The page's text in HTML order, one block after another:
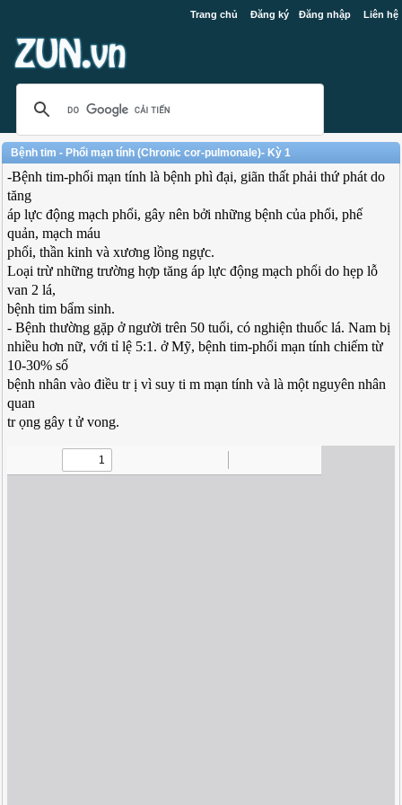
Trang chủ Đăng ký Đăng nhập Liên hệ
Bệnh tim - Phổi mạn tính (Chronic cor-pulmonale)- Kỳ 1
-Bệnh tim-phổi mạn tính là bệnh phì đại, giãn thất phải thứ phát do
tăng
áp lực động mạch phổi, gây nên bởi những bệnh của phổi, phế
quản, mạch máu
phổi, thần kinh và xương lồng ngực.
Loại trừ những trường hợp tăng áp lực động mạch phổi do hẹp lỗ
van 2 lá,
bệnh tim bẩm sinh.
- Bệnh thường gặp ở người trên 50 tuổi, có nghiện thuốc lá. Nam bị
nhiều hơn nữ, với tỉ lệ 5:1. ở Mỹ, bệnh tim-phổi mạn tính chiếm từ
10-30% số
bệnh nhân vào điều tr ị vì suy ti m mạn tính và là một nguyên nhân
quan
tr ọng gây t ử vong.